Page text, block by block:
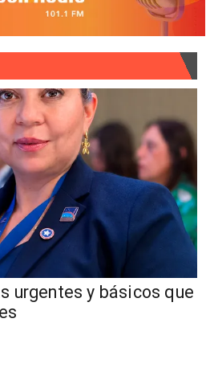
urgentes y básicos que